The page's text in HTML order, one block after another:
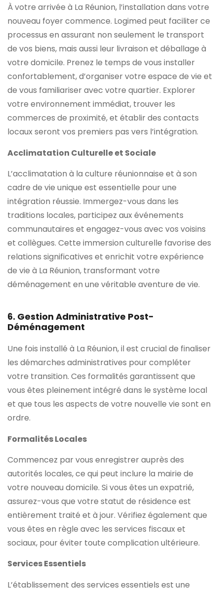
À votre arrivée à La Réunion, l’installation dans votre
nouveau foyer commence. Logimed peut faciliter ce
processus en assurant non seulement le transport
de vos biens, mais aussi leur livraison et déballage à
votre domicile. Prenez le temps de vous installer
confortablement, d’organiser votre espace de vie et
de vous familiariser avec votre quartier. Explorer
votre environnement immédiat, trouver les
commerces de proximité, et établir des contacts
locaux seront vos premiers pas vers l’intégration.
Acclimatation Culturelle et Sociale
L’acclimatation à la culture réunionnaise et à son
cadre de vie unique est essentielle pour une
intégration réussie. Immergez-vous dans les
traditions locales, participez aux événements
communautaires et engagez-vous avec vos voisins
et collègues. Cette immersion culturelle favorise des
relations significatives et enrichit votre expérience
de vie à La Réunion, transformant votre
déménagement en une véritable aventure de vie.
6. Gestion Administrative Post-
Déménagement
Une fois installé à La Réunion, il est crucial de finaliser
les démarches administratives pour compléter
votre transition. Ces formalités garantissent que
vous êtes pleinement intégré dans le système local
et que tous les aspects de votre nouvelle vie sont en
ordre.
Formalités Locales
Commencez par vous enregistrer auprès des
autorités locales, ce qui peut inclure la mairie de
votre nouveau domicile. Si vous êtes un expatrié,
assurez-vous que votre statut de résidence est
entièrement traité et à jour. Vérifiez également que
vous êtes en règle avec les services fiscaux et
sociaux, pour éviter toute complication ultérieure.
Services Essentiels
L’établissement des services essentiels est une